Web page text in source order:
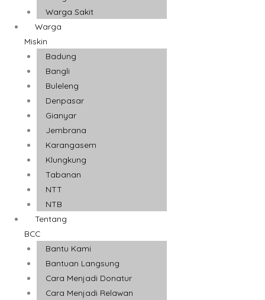
Warga Sakit
Warga
Miskin
Badung
Bangli
Buleleng
Denpasar
Gianyar
Jembrana
Karangasem
Klungkung
Tabanan
NTT
NTB
Tentang
BCC
Bantu Kami
Bantuan Langsung
Cara Menjadi Donatur
Cara Menjadi Relawan